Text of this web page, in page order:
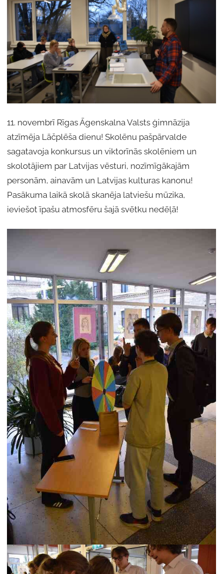
11. novembrī Rīgas Āgenskalna Valsts ģimnāzija
atzīmēja Lāčplēša dienu! Skolēnu pašpārvalde
sagatavoja konkursus un viktorīnās skolēniem un
skolotājiem par Latvijas vēsturi, nozīmīgākajām
personām, ainavām un Latvijas kulturas kanonu!
Pasākuma laikā skolā skanēja latviešu mūzika,
ieviešot īpašu atmosfēru šajā svētku nedēļā!